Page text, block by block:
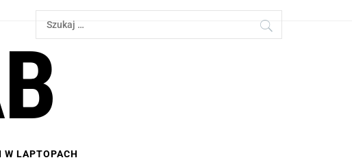
Szukaj:
W LAPTOPACH